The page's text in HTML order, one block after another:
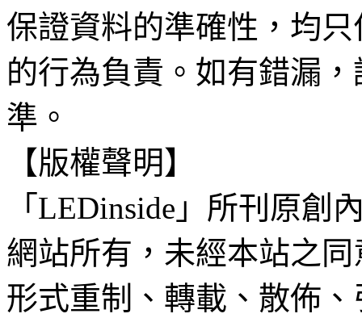
保證資料的準確性，均
的行為負責。如有錯漏
準。
【版權聲明】
「LEDinside」所刊原創
網站所有，未經本站之
形式重制、轉載、散佈